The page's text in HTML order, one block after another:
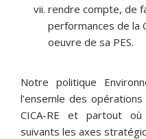
rendre compte, de
performances de la
oeuvre de sa PES.
Notre politique
l’ensemle des
CICA-RE et partout où
suivants les axes